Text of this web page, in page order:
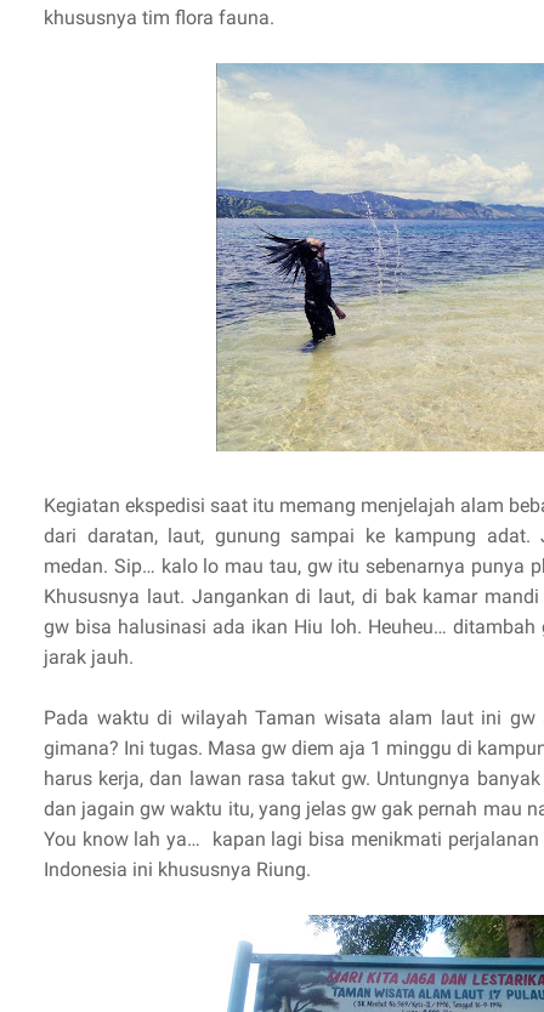
khususnya tim flora fauna.
Kegiatan ekspedisi saat itu memang menjelajah alam
dari daratan, laut, gunung sampai ke kampung
medan. Sip… kalo lo mau tau, gw itu sebenarnya punya
Khususnya laut. Jangankan di laut, di bak kamar
gw bisa halusinasi ada ikan Hiu loh. Heuheu… ditambah
jarak jauh.
Pada waktu di wilayah Taman wisata alam laut ini
gimana? Ini tugas. Masa gw diem aja 1 minggu di
harus kerja, dan lawan rasa takut gw. Untungnya
dan jagain gw waktu itu, yang jelas gw gak pernah mau
You know lah ya… kapan lagi bisa menikmati
Indonesia ini khususnya Riung.